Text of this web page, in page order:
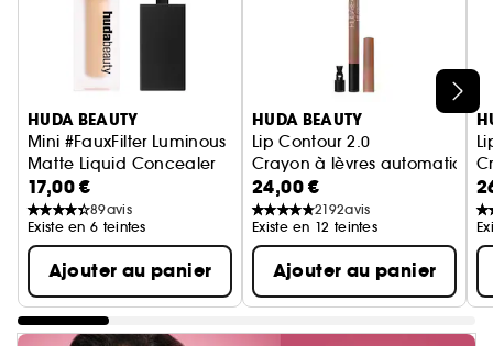
Ignorer le carrousel produits
HUDA BEAUTY
Mini #FauxFilter Luminous
Matte Liquid Concealer
Anticernes liquide
17,00 €
89avis
Existe en 6 teintes
Ajouter au panier
HUDA BEAUTY
Lip Contour 2.0
Crayon à lèvres automatique
24,00 €
2192avis
Existe en 12 teintes
Ajouter au panier